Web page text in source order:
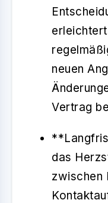
neuen
Vertrag
das
zwischen